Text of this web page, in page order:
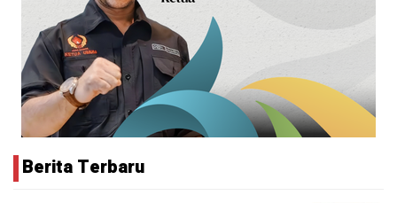
Berita Terbaru